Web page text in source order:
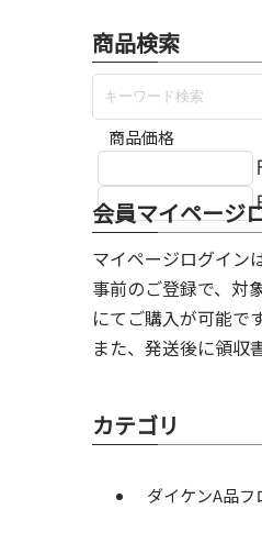
商品検索
商品価格
会員マイページ
マイページログイン
事前のご登録で、対
にてご購入が可能です
また、発送後に領収
カテゴリ
ダイケンA品フ